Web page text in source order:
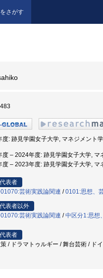
さがす
度: 跡見学園女子大学, マネジメント
度 – 2024年度: 跡見学園女子大学, マ
度 – 2023年度: 跡見学園女子大学, マ
表者
芸術実践論関連 /0101:思想、
表者以外
芸術実践論関連 /中区分1:思想
表者
/ ドラマトゥルギー / 舞台芸術 / ド